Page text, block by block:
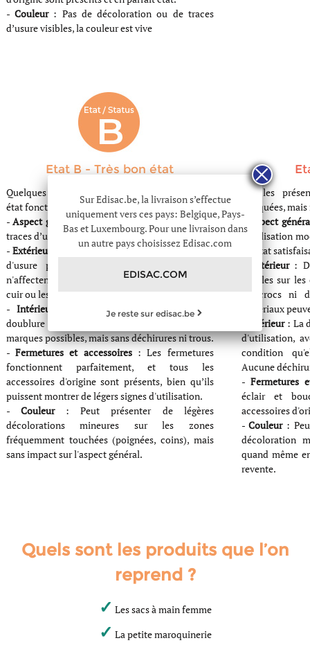
- Couleur: Pas de décoloration ou de traces
d’usure visibles, la couleur est vive
Etat B - Très bon état
Quelques signes d’usure légers mais en très bon
état fonctionnel et esthétique.
-Aspect général: Article ne présentant que des
traces d’usures mineures (invisible à 30cm)
- Extérieur
: Quelques petites marques ou traces
d'usure peuvent être présentes, mais elles
n'affectent pas l'apparence générale du sac. Le
cuir ou les matériaux ne sont pas abîmés.
-Intérieur
: Propre, sans tache visible. La
doublure est en très bon état, avec de légères
marques possibles, mais sans déchirures ni trous.
-Fermetures et accessoires: Les fermetures
fonctionnent parfaitement, et tous les
accessoires d'origine sont présents, bien qu’ils
puissent montrer de légers signes d'utilisation.
- Couleur: Peut présenter de légères
décolorations mineures sur les zones
fréquemment touchées (poignées, coins), mais
sans impact sur l'aspect général.
Articles
marquées,
Aspect
d'utilisation
un état
Extérieur:
visibles sur
d'accrocs ni
matériaux
Intérieur: La
d'utilisation,
condition
Aucune
-Fermetures
éclair et
accessoires
-Couleur:
décoloration
quand même
revente.
Quels sont les produits que l’on
reprend ?
✓ Les sacs à main femme
✓ La petite maroquinerie
Sur Edisac.be, la livraison s’effectue
uniquement vers ces pays: Belgique, Pays-
Bas et Luxembourg. Pour une livraison dans
un autre pays choisissez Edisac.com
EDISAC.COM
Je reste sur edisac.be